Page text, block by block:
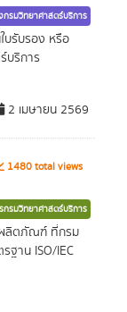
รมวิทยาศาสตร์บริการ
บรับรอง หรือ
บริการ
2 เมษายน 2569
1480 total views
กรมวิทยาศาสตร์บริการ
ลิตภัณฑ์ ที่กรม
ฐาน ISO/IEC